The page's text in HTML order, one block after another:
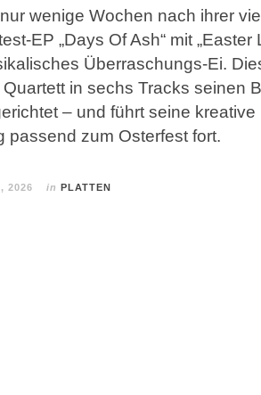
wenige Wochen nach ihrer
EP „Days Of Ash“ mit „Easter
Überraschungs-Ei.
in sechs Tracks seinen
– und führt seine kreative
passend zum Osterfest fort.
2026 in PLATTEN